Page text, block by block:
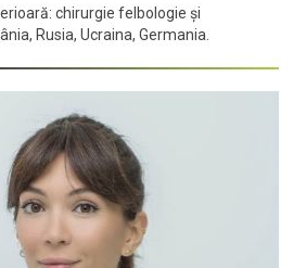
chirurgie felbologie și
Rusia, Ucraina, Germania.